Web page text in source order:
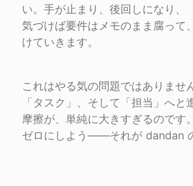
い。手が止まり、後回しになり、
気づけば要件はメモのまま腐って
けていきます。
これはやる気の問題ではありませ
「タスク」、そして「担当」へと
摩擦が、単純に大きすぎるのです
ゼロにしよう――それが dandan